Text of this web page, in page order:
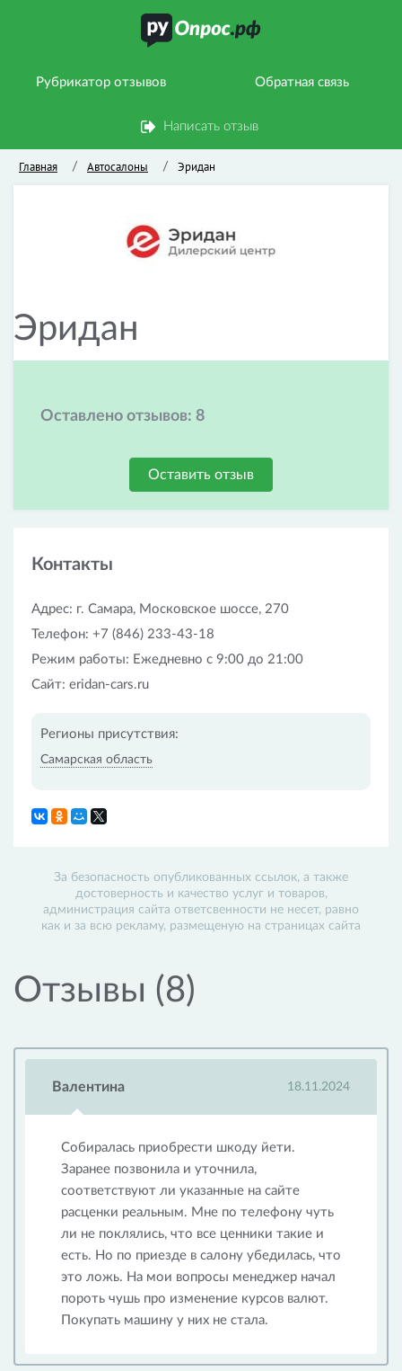
Рубрикатор отзывов Обратная связь
Написать отзыв
Главная / Автосалоны / Эридан
Эридан
Оставлено отзывов: 8
Оставить отзыв
Контакты
Адрес: г. Самара, Московское шоссе, 270
Телефон: +7 (846) 233-43-18
Режим работы: Ежедневно с 9:00 до 21:00
Сайт: eridan-cars.ru
Регионы присутствия:
Самарская область
За безопасность опубликованных ссылок, а также
достоверность и качество услуг и товаров,
администрация сайта ответсвенности не несет, равно
как и за всю рекламу, размещеную на страницах сайта
Отзывы (8)
Валентина 18.11.2024
Собиралась приобрести шкоду йети.
Заранее позвонила и уточнила,
соответствуют ли указанные на сайте
расценки реальным. Мне по телефону чуть
ли не поклялись, что все ценники такие и
есть. Но по приезде в салону убедилась, что
это ложь. На мои вопросы менеджер начал
пороть чушь про изменение курсов валют.
Покупать машину у них не стала.